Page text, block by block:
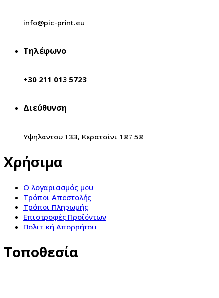
info@pic-print.eu
Τηλέφωνο
+30 211 013 5723
Διεύθυνση
Υψηλάντου 133, Κερατσίνι 187 58
Χρήσιμα
Ο λογαριασμός μου
Τρόποι Αποστολής
Τρόποι Πληρωμής
Επιστροφές Προϊόντων
Πολιτική Απορρήτου
Τοποθεσία